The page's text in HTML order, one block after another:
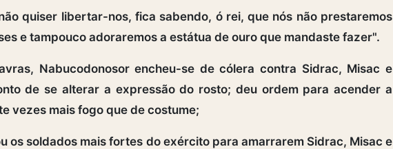
quiser libertar-nos, fica sabendo, ó rei, que nós não prestaremos
e tampouco adoraremos a estátua de ouro que mandaste fazer".
Nabucodonosor encheu-se de cólera contra Sidrac, Misac e
de se alterar a expressão do rosto; deu ordem para acender a
vezes mais fogo que de costume;
os soldados mais fortes do exército para amarrarem Sidrac, Misac e